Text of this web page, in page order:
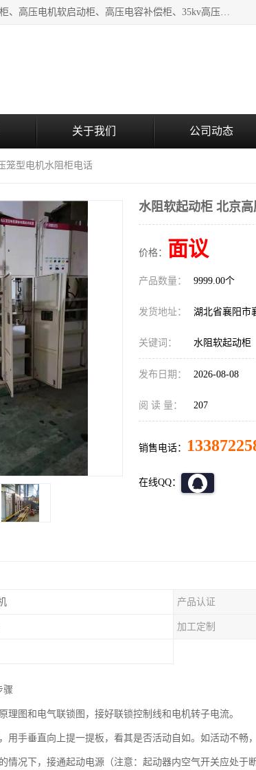
湖北中盛电气有限公司（下称中盛电气）主要产品有：水阻柜、高压软启动柜、高压电机软启动柜、高压电容补偿柜、35kv高压开关柜、高压固态软启动柜等;致力于工业电气控制、电力电子、工业用机器人及自动化产线等产品的研发、制造和应用，是集研发、生产、销售和技术服务于一体的高新技术企业。
关于我们 公司动态
笼型电机水阻柜电话
水阻软起动柜 北京
价格： 面议
产品数量： 9999.00个
发货地址： 湖北省襄阳市
关键词： 水阻软起动柜
发布日期： 2026-08-08
阅 读 量： 207
销售电话：
在线QQ：
产品认证
加工定制
骤
理图和电气联锁图，接好联锁控制线和电机转子电流。
用手垂直向上提一提板，看其是否活动自如。如活动不畅
情况下，接通起动电源（注意：起动器内空气开关应处于